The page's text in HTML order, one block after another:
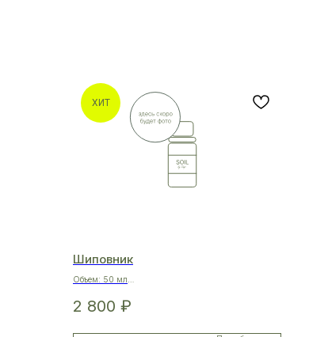
ХИТ
Шиповник
Объем: 50 мл
Состав: 100% масло Rosa Rubiginosa
2 800 ₽